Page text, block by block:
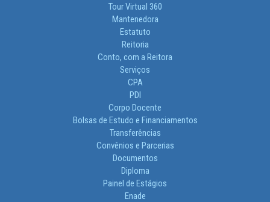
Tour Virtual 360
Mantenedora
Estatuto
Reitoria
Conto, com a Reitora
Serviços
CPA
PDI
Corpo Docente
Bolsas de Estudo e Financiamentos
Transferências
Convênios e Parcerias
Documentos
Diploma
Painel de Estágios
Enade